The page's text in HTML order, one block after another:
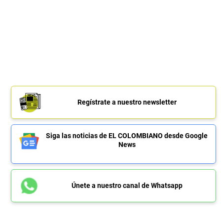
Regístrate a nuestro newsletter
Siga las noticias de EL COLOMBIANO desde Google
News
Únete a nuestro canal de Whatsapp